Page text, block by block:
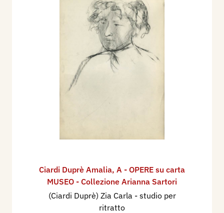
Ciardi Duprè Amalia, A - OPERE su carta
MUSEO - Collezione Arianna Sartori
(Ciardi Duprè) Zia Carla - studio per
ritratto